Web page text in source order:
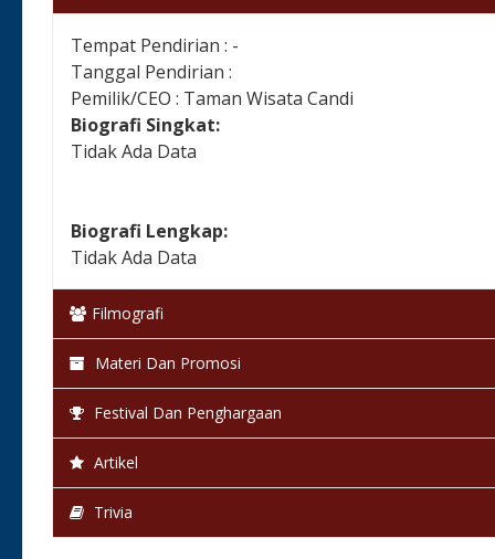
Tempat Pendirian : -
Tanggal Pendirian :
Pemilik/CEO : Taman Wisata Candi
Biografi Singkat:
Tidak Ada Data
Biografi Lengkap:
Tidak Ada Data
Filmografi
Materi Dan Promosi
Festival Dan Penghargaan
Artikel
Trivia